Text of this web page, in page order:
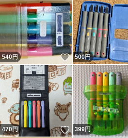
540円 いいね！
500円
470円 いいね！
399円